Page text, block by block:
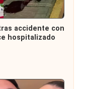
accidente con
hospitalizado